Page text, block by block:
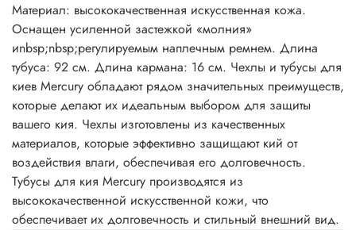
Материал: высококачественная искусственная кожа.
Оснащен усиленной застежкой «молния»
иnbsp;nbsp;регулируемым наплечным ремнем. Длина
тубуса: 92 см. Длина кармана: 16 см. Чехлы и тубусы для
киев Mercury обладают рядом значительных преимуществ,
которые делают их идеальным выбором для защиты
вашего кия. Чехлы изготовлены из качественных
материалов, которые эффективно защищают кий от
воздействия влаги, обеспечивая его долговечность.
Тубусы для кия Mercury производятся из
высококачественной искусственной кожи, что
обеспечивает их долговечность и стильный внешний вид.